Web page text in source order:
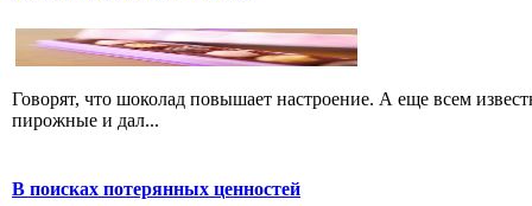
Говорят, что шоколад повышает настроение. А еще всем
пирожные и дал...
В поисках потерянных ценностей